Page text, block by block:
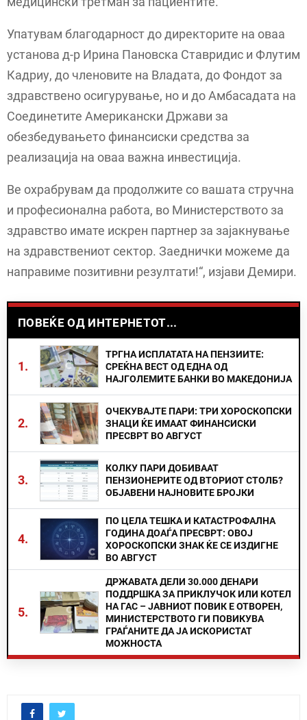
Упатувам благодарност до директорите на оваа
установа д-р Ирина Пановска Ставридис и Флутим
Кадриу, до членовите на Владата, до Фондот за
здравствено осигурување, но и до Амбасадата на
Соединетите Американски Држави за
обезбедувањето финансиски средства за
реализација на оваа важна инвестиција.
Ве охрабрувам да продолжите со вашата стручна
и професионална работа, во Министерството за
здравство имате искрен партнер за зајакнување
на здравствениот сектор. Заеднички можеме да
направиме позитивни резултати!“, изјави Демири.
ПОВЕЌЕ ОД ИНТЕРНЕТОТ...
1.
ТРГНА ИСПЛАТАТА НА ПЕНЗИИТЕ:
СРЕЌНА ВЕСТ ОД ЕДНА ОД
НАЈГОЛЕМИТЕ БАНКИ ВО МАКЕДОНИЈА
2.
ОЧЕКУВАЈТЕ ПАРИ: ТРИ ХОРОСКОПСКИ
ЗНАЦИ ЌЕ ИМААТ ФИНАНСИСКИ
ПРЕСВРТ ВО АВГУСТ
3.
КОЛКУ ПАРИ ДОБИВААТ
ПЕНЗИОНЕРИТЕ ОД ВТОРИОТ СТОЛБ?
ОБЈАВЕНИ НАЈНОВИТЕ БРОЈКИ
4.
ПО ЦЕЛА ТЕШКА И КАТАСТРОФАЛНА
ГОДИНА ДОАЃА ПРЕСВРТ: ОВОЈ
ХОРОСКОПСКИ ЗНАК ЌЕ СЕ ИЗДИГНЕ
ВО АВГУСТ
5.
ДРЖАВАТА ДЕЛИ 30.000 ДЕНАРИ
ПОДДРШКА ЗА ПРИКЛУЧОК ИЛИ КОТЕЛ
НА ГАС – ЈАВНИОТ ПОВИК Е ОТВОРЕН,
МИНИСТЕРСТВОТО ГИ ПОВИКУВА
ГРАЃАНИТЕ ДА ЈА ИСКОРИСТАТ
МОЖНОСТА